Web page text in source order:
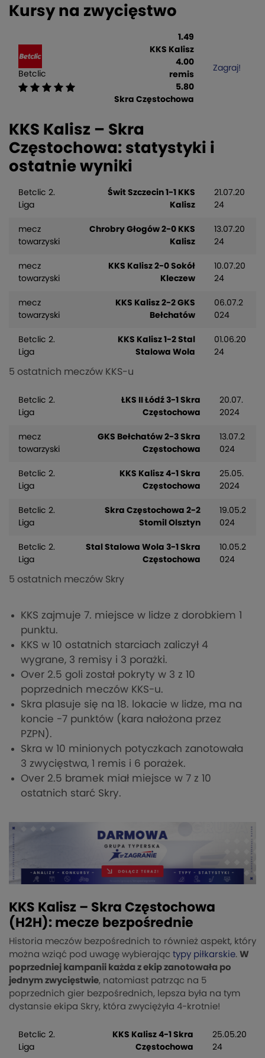
Kursy na zwycięstwo
Betclic
1.49
KKS Kalisz
4.00
remis
5.80
Skra Częstochowa
Zagraj!
KKS Kalisz – Skra
Częstochowa: statystyki i
ostatnie wyniki
Betclic 2.
Liga
Świt Szczecin 1-1 KKS
Kalisz
21.07.20
24
mecz
towarzyski
Chrobry Głogów 2-0 KKS
Kalisz
13.07.20
24
mecz
towarzyski
KKS Kalisz 2-0 Sokół
Kleczew
10.07.20
24
mecz
towarzyski
KKS Kalisz 2-2 GKS
Bełchatów
06.07.2
024
Betclic 2.
Liga
KKS Kalisz 1-2 Stal
Stalowa Wola
01.06.20
24
5 ostatnich meczów KKS-u
Betclic 2.
Liga
ŁKS II Łódź 3-1 Skra
Częstochowa
20.07.
2024
mecz
towarzyski
GKS Bełchatów 2-3 Skra
Częstochowa
13.07.2
024
Betclic 2.
Liga
KKS Kalisz 4-1 Skra
Częstochowa
25.05.
2024
Betclic 2.
Liga
Skra Częstochowa 2-2
Stomil Olsztyn
19.05.2
024
Betclic 2.
Liga
Stal Stalowa Wola 3-1 Skra
Częstochowa
10.05.2
024
5 ostatnich meczów Skry
KKS zajmuje 7. miejsce w lidze z dorobkiem 1
punktu.
KKS w 10 ostatnich starciach zaliczył 4
wygrane, 3 remisy i 3 porażki.
Over 2.5 goli został pokryty w 3 z 10
poprzednich meczów KKS-u.
Skra plasuje się na 18. lokacie w lidze, ma na
koncie -7 punktów (kara nałożona przez
PZPN).
Skra w 10 minionych potyczkach zanotowała
3 zwycięstwa, 1 remis i 6 porażek.
Over 2.5 bramek miał miejsce w 7 z 10
ostatnich starć Skry.
KKS Kalisz – Skra Częstochowa
(H2H): mecze bezpośrednie
Historia meczów bezpośrednich to również aspekt, który
można wziąć pod uwagę wybierając typy piłkarskie. W
poprzedniej kampanii każda z ekip zanotowała po
jednym zwycięstwie, natomiast patrząc na 5
poprzednich gier bezpośrednich, lepsza była na tym
dystansie ekipa Skry, która zwyciężyła 4-krotnie!
Betclic 2.
Liga
KKS Kalisz 4-1 Skra
Częstochowa
25.05.20
24